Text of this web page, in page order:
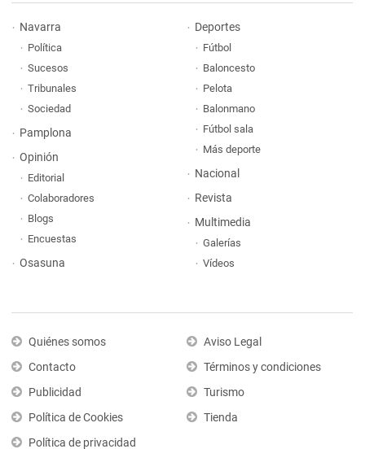
Navarra
Política
Sucesos
Tribunales
Sociedad
Pamplona
Opinión
Editorial
Colaboradores
Blogs
Encuestas
Osasuna
Deportes
Fútbol
Baloncesto
Pelota
Balonmano
Fútbol sala
Más deporte
Nacional
Revista
Multimedia
Galerías
Vídeos
Quiénes somos
Contacto
Publicidad
Política de Cookies
Política de privacidad
Aviso Legal
Términos y condiciones
Turismo
Tienda